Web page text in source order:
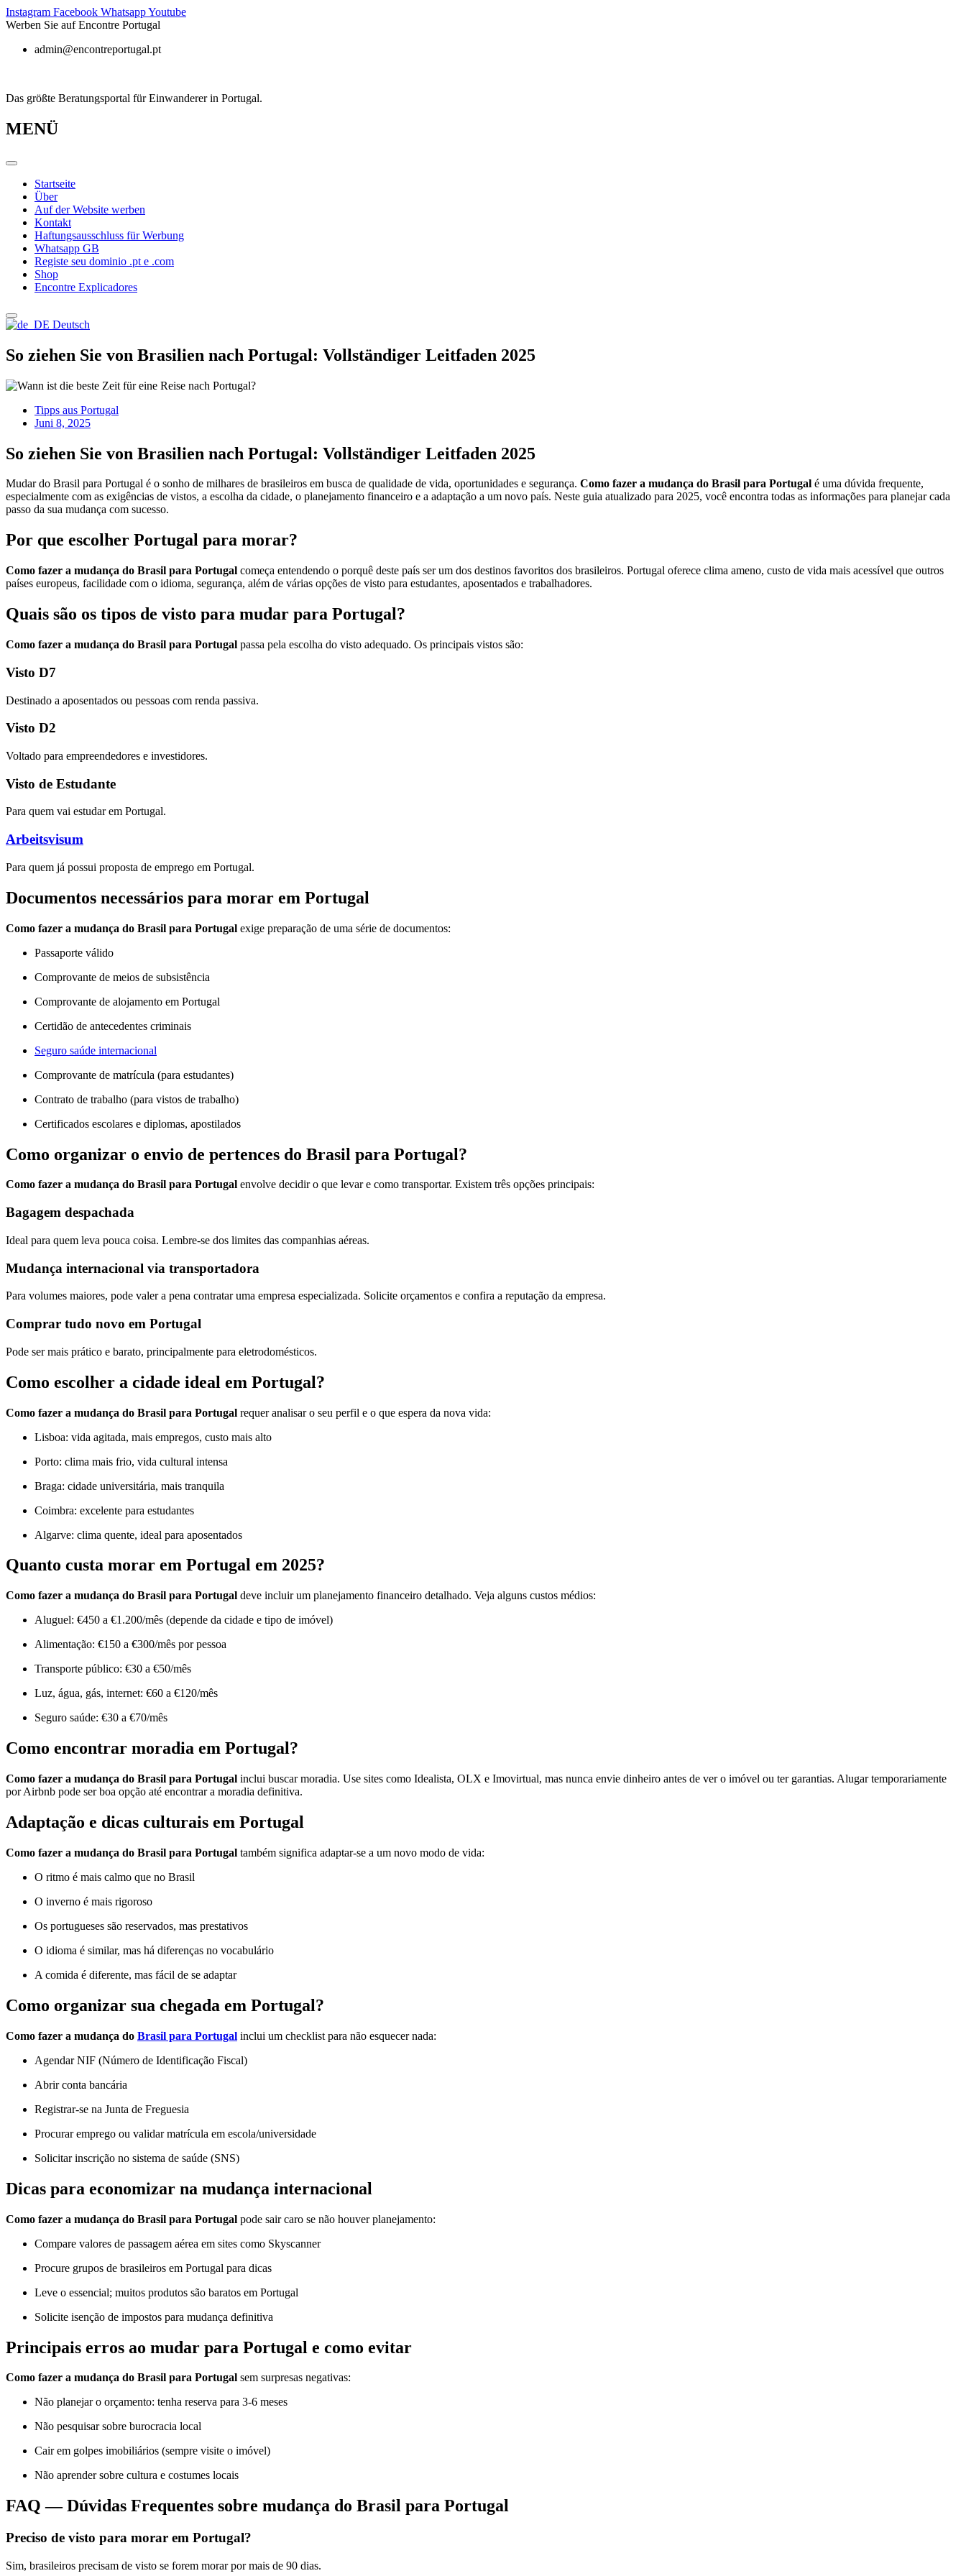
Zum
Inhalt
Instagram Facebook WhatsappYoutube
Werben Sie auf Encontre Portugal
admin@encontreportugal.pt
Das größte Beratungsportal für Einwanderer in Portugal.
MENÜ
Startseite
Über
Auf der Website werben
Kontakt
Haftungsausschluss für Werbung
Whatsapp GB
Registe seu dominio .pt e .com
Shop
Encontre Explicadores
Deutsch
So ziehen Sie von Brasilien nach Portugal: Vollständiger Leitfaden 2025
Tipps aus Portugal
Juni 8, 2025
So ziehen Sie von Brasilien nach Portugal: Vollständiger Leitfaden 2025
Mudar do Brasil para Portugal é o sonho de milhares de brasileiros em busca de qualidade de vida, oportunidades e segurança. Como fazer a mudança do Brasil para Portugal é uma dúvida frequente,
especialmente com as exigências de vistos, a escolha da cidade, o planejamento financeiro e a adaptação a um novo país. Neste guia atualizado para 2025, você encontra todas as informações para planejar cada
passo da sua mudança com sucesso.
Por que escolher Portugal para morar?
Como fazer a mudança do Brasil para Portugal começa entendendo o porquê deste país ser um dos destinos favoritos dos brasileiros. Portugal oferece clima ameno, custo de vida mais acessível que outros
países europeus, facilidade com o idioma, segurança, além de várias opções de visto para estudantes, aposentados e trabalhadores.
Quais são os tipos de visto para mudar para Portugal?
Como fazer a mudança do Brasil para Portugal passa pela escolha do visto adequado. Os principais vistos são:
Visto D7
Destinado a aposentados ou pessoas com renda passiva.
Visto D2
Voltado para empreendedores e investidores.
Visto de Estudante
Para quem vai estudar em Portugal.
Arbeitsvisum
Para quem já possui proposta de emprego em Portugal.
Documentos necessários para morar em Portugal
Como fazer a mudança do Brasil para Portugal exige preparação de uma série de documentos:
Passaporte válido
Comprovante de meios de subsistência
Comprovante de alojamento em Portugal
Certidão de antecedentes criminais
Seguro saúde internacional
Comprovante de matrícula (para estudantes)
Contrato de trabalho (para vistos de trabalho)
Certificados escolares e diplomas, apostilados
Como organizar o envio de pertences do Brasil para Portugal?
Como fazer a mudança do Brasil para Portugal envolve decidir o que levar e como transportar. Existem três opções principais:
Bagagem despachada
Ideal para quem leva pouca coisa. Lembre-se dos limites das companhias aéreas.
Mudança internacional via transportadora
Para volumes maiores, pode valer a pena contratar uma empresa especializada. Solicite orçamentos e confira a reputação da empresa.
Comprar tudo novo em Portugal
Pode ser mais prático e barato, principalmente para eletrodomésticos.
Como escolher a cidade ideal em Portugal?
Como fazer a mudança do Brasil para Portugal requer analisar o seu perfil e o que espera da nova vida:
Lisboa: vida agitada, mais empregos, custo mais alto
Porto: clima mais frio, vida cultural intensa
Braga: cidade universitária, mais tranquila
Coimbra: excelente para estudantes
Algarve: clima quente, ideal para aposentados
Quanto custa morar em Portugal em 2025?
Como fazer a mudança do Brasil para Portugal deve incluir um planejamento financeiro detalhado. Veja alguns custos médios:
Aluguel: €450 a €1.200/mês (depende da cidade e tipo de imóvel)
Alimentação: €150 a €300/mês por pessoa
Transporte público: €30 a €50/mês
Luz, água, gás, internet: €60 a €120/mês
Seguro saúde: €30 a €70/mês
Como encontrar moradia em Portugal?
Como fazer a mudança do Brasil para Portugal inclui buscar moradia. Use sites como Idealista, OLX e Imovirtual, mas nunca envie dinheiro antes de ver o imóvel ou ter garantias. Alugar temporariamente
por Airbnb pode ser boa opção até encontrar a moradia definitiva.
Adaptação e dicas culturais em Portugal
Como fazer a mudança do Brasil para Portugal também significa adaptar-se a um novo modo de vida:
O ritmo é mais calmo que no Brasil
O inverno é mais rigoroso
Os portugueses são reservados, mas prestativos
O idioma é similar, mas há diferenças no vocabulário
A comida é diferente, mas fácil de se adaptar
Como organizar sua chegada em Portugal?
Como fazer a mudança do Brasil para Portugal inclui um checklist para não esquecer nada:
Agendar NIF (Número de Identificação Fiscal)
Abrir conta bancária
Registrar-se na Junta de Freguesia
Procurar emprego ou validar matrícula em escola/universidade
Solicitar inscrição no sistema de saúde (SNS)
Dicas para economizar na mudança internacional
Como fazer a mudança do Brasil para Portugal pode sair caro se não houver planejamento:
Compare valores de passagem aérea em sites como Skyscanner
Procure grupos de brasileiros em Portugal para dicas
Leve o essencial; muitos produtos são baratos em Portugal
Solicite isenção de impostos para mudança definitiva
Principais erros ao mudar para Portugal e como evitar
Como fazer a mudança do Brasil para Portugal sem surpresas negativas:
Não planejar o orçamento: tenha reserva para 3-6 meses
Não pesquisar sobre burocracia local
Cair em golpes imobiliários (sempre visite o imóvel)
Não aprender sobre cultura e costumes locais
FAQ — Dúvidas Frequentes sobre mudança do Brasil para Portugal
Preciso de visto para morar em Portugal?
Sim, brasileiros precisam de visto se forem morar por mais de 90 dias.